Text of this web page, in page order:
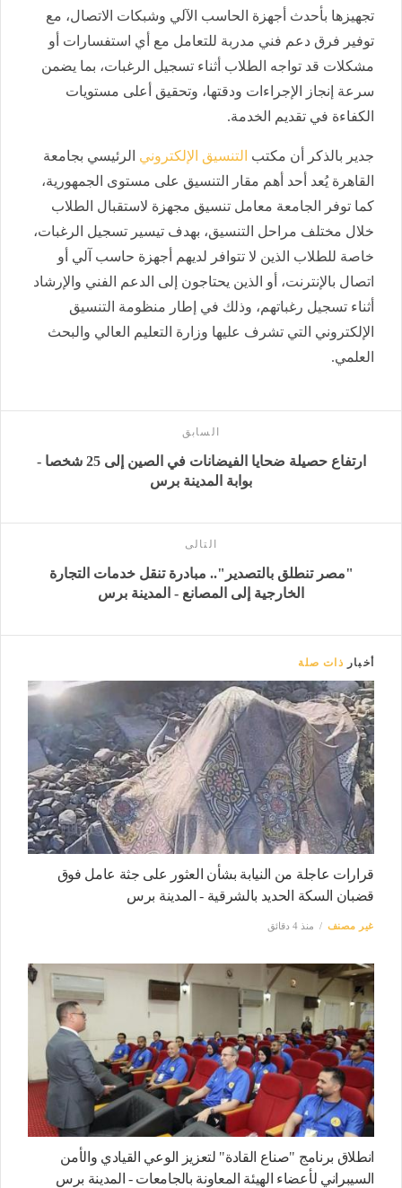
تجهيزها بأحدث أجهزة الحاسب الآلي وشبكات الاتصال، مع
توفير فرق دعم فني مدربة للتعامل مع أي استفسارات أو
مشكلات قد تواجه الطلاب أثناء تسجيل الرغبات، بما يضمن
سرعة إنجاز الإجراءات ودقتها، وتحقيق أعلى مستويات
الكفاءة في تقديم الخدمة.
جدير بالذكر أن مكتب التنسيق الإلكتروني الرئيسي بجامعة
القاهرة يُعد أحد أهم مقار التنسيق على مستوى الجمهورية،
كما توفر الجامعة معامل تنسيق مجهزة لاستقبال الطلاب
خلال مختلف مراحل التنسيق، بهدف تيسير تسجيل الرغبات،
خاصة للطلاب الذين لا تتوافر لديهم أجهزة حاسب آلي أو
اتصال بالإنترنت، أو الذين يحتاجون إلى الدعم الفني والإرشاد
أثناء تسجيل رغباتهم، وذلك في إطار منظومة التنسيق
الإلكتروني التي تشرف عليها وزارة التعليم العالي والبحث
العلمي.
السابق
ارتفاع حصيلة ضحايا الفيضانات في الصين إلى 25 شخصا -
بوابة المدينة برس
التالى
"مصر تنطلق بالتصدير".. مبادرة تنقل خدمات التجارة
الخارجية إلى المصانع - المدينة برس
أخبار ذات صلة
قرارات عاجلة من النيابة بشأن العثور على جثة عامل فوق
قضبان السكة الحديد بالشرقية - المدينة برس
غير مصنف منذ 4 دقائق
انطلاق برنامج "صناع القادة" لتعزيز الوعي القيادي والأمن
السيبراني لأعضاء الهيئة المعاونة بالجامعات - المدينة برس